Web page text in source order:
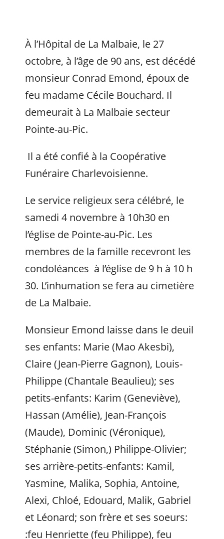
À l’Hôpital de La Malbaie, le 27
octobre, à l’âge de 90 ans, est décédé
monsieur Conrad Emond, époux de
feu madame Cécile Bouchard. Il
demeurait à La Malbaie secteur
Pointe-au-Pic.
Il a été confié à la Coopérative
Funéraire Charlevoisienne.
Le service religieux sera célébré, le
samedi 4 novembre à 10h30 en
l’église de Pointe-au-Pic. Les
membres de la famille recevront les
condoléances à l’église de 9 h à 10 h
30. L’inhumation se fera au cimetière
de La Malbaie.
Monsieur Emond laisse dans le deuil
ses enfants: Marie (Mao Akesbi),
Claire (Jean-Pierre Gagnon), Louis-
Philippe (Chantale Beaulieu); ses
petits-enfants: Karim (Geneviève),
Hassan (Amélie), Jean-François
(Maude), Dominic (Véronique),
Stéphanie (Simon,) Philippe-Olivier;
ses arrière-petits-enfants: Kamil,
Yasmine, Malika, Sophia, Antoine,
Alexi, Chloé, Edouard, Malik, Gabriel
et Léonard; son frère et ses soeurs:
:feu Henriette (feu Philippe), feu